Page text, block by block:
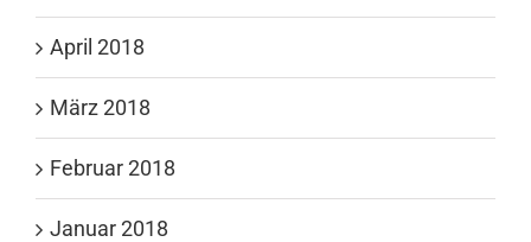
April 2018
März 2018
Februar 2018
Januar 2018